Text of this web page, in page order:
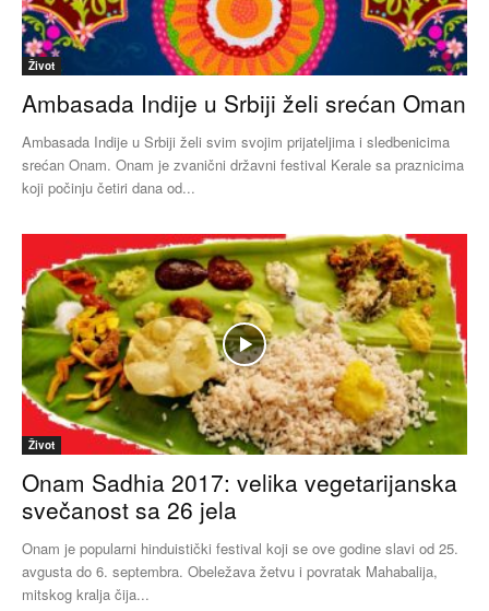
Život
Ambasada Indije u Srbiji želi srećan Oman
Ambasada Indije u Srbiji želi svim svojim prijateljima i sledbenicima
srećan Onam. Onam je zvanični državni festival Kerale sa praznicima
koji počinju četiri dana od...
Život
Onam Sadhia 2017: velika vegetarijanska
svečanost sa 26 jela
Onam je popularni hinduistički festival koji se ove godine slavi od 25.
avgusta do 6. septembra. Obeležava žetvu i povratak Mahabalija,
mitskog kralja čija...